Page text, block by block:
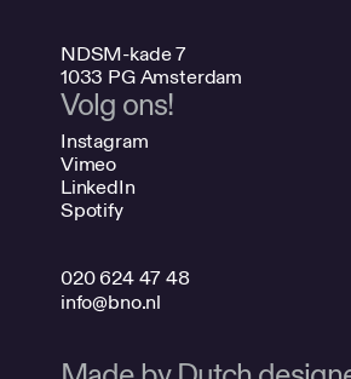
NDSM-kade 7
1033 PG Amsterdam
Volg ons!
Instagram
Vimeo
LinkedIn
Spotify
020 624 47 48
info@bno.nl